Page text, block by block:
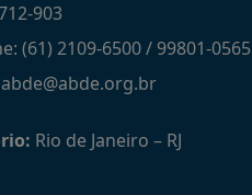
903
(61) 2109-6500 / 99801-0565
Rio de Janeiro – RJ